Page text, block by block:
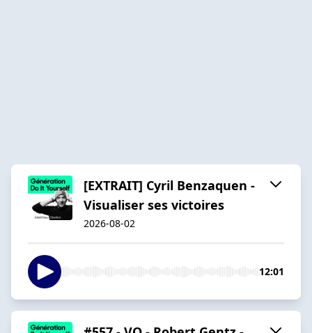
[EXTRAIT] Cyril Benzaquen -
Visualiser ses victoires
2026-08-02
12:01